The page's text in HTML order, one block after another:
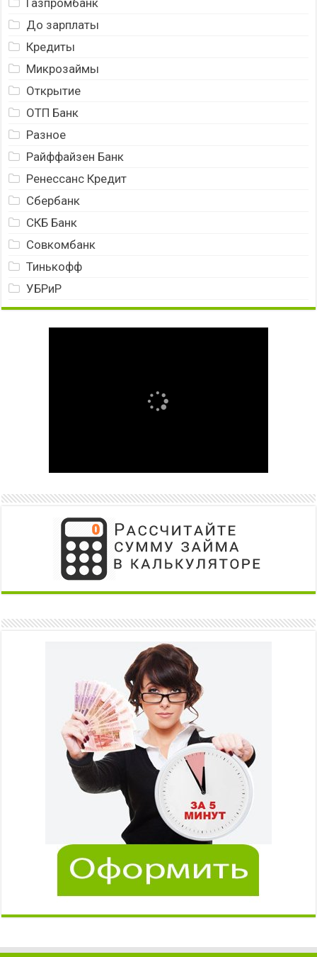
До зарплаты
Кредиты
Микрозаймы
Открытие
ОТП Банк
Разное
Райффайзен Банк
Ренессанс Кредит
Сбербанк
СКБ Банк
Совкомбанк
Тинькофф
УБРиР